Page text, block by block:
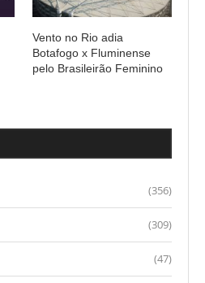
Vento no Rio adia
Botafogo x Fluminense
pelo Brasileirão Feminino
(356)
(309)
(47)